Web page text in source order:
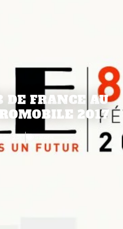
DE FRANCE AU
2017